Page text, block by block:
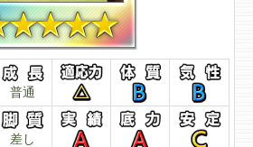
普通
差し